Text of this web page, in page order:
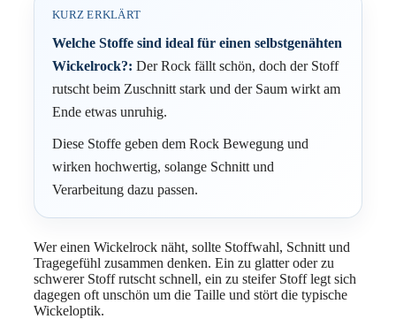
KURZ ERKLÄRT
Welche Stoffe sind ideal für einen selbstgenähten
Wickelrock?: Der Rock fällt schön, doch der Stoff
rutscht beim Zuschnitt stark und der Saum wirkt am
Ende etwas unruhig.
Diese Stoffe geben dem Rock Bewegung und
wirken hochwertig, solange Schnitt und
Verarbeitung dazu passen.
Wer einen Wickelrock näht, sollte Stoffwahl, Schnitt und
Tragegefühl zusammen denken. Ein zu glatter oder zu
schwerer Stoff rutscht schnell, ein zu steifer Stoff legt sich
dagegen oft unschön um die Taille und stört die typische
Wickeloptik.